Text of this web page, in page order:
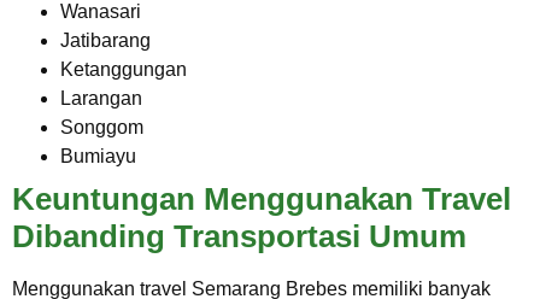
Wanasari
Jatibarang
Ketanggungan
Larangan
Songgom
Bumiayu
Keuntungan Menggunakan Travel
Dibanding Transportasi Umum
Menggunakan travel Semarang Brebes memiliki banyak